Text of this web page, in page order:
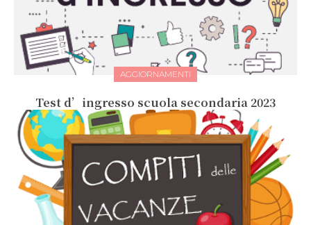
AGGIORNAMENTI
Test d’ingresso scuola secondaria 2023